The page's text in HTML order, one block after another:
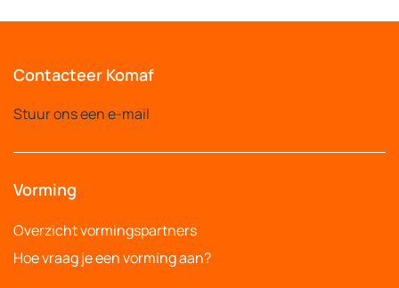
Contacteer Komaf
Stuur ons een e-mail
Vorming
Overzicht vormingspartners
Hoe vraag je een vorming aan?